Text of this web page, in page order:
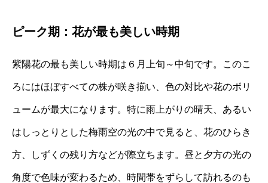
ピーク期：花が最も美しい時期
紫陽花の最も美しい時期は６月上旬～中旬です。このこ
ろにはほぼすべての株が咲き揃い、色の対比や花のボリ
ュームが最大になります。特に雨上がりの晴天、あるい
はしっとりとした梅雨空の光の中で見ると、花のひらき
方、しずくの残り方などが際立ちます。昼と夕方の光の
角度で色味が変わるため、時間帯をずらして訪れるのも